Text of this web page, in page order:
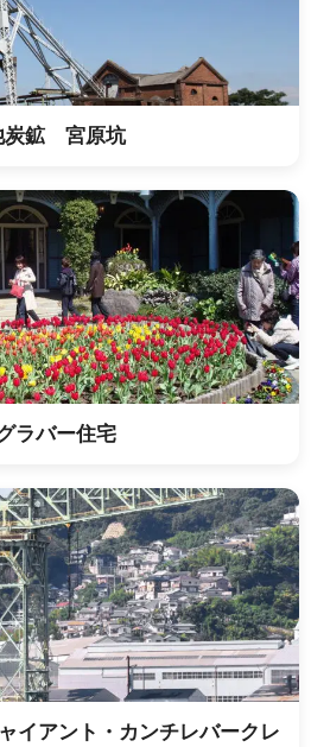
炭鉱 宮原坑
ラバー住宅
アント・カンチレバークレ